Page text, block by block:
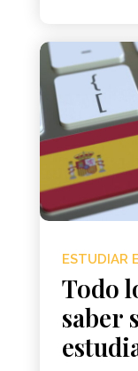
ESTUDIAR
Todo
saber